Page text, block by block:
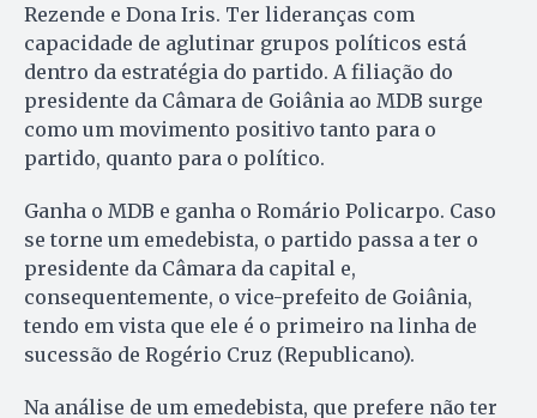
Rezende e Dona Iris. Ter lideranças com
capacidade de aglutinar grupos políticos está
dentro da estratégia do partido. A filiação do
presidente da Câmara de Goiânia ao MDB surge
como um movimento positivo tanto para o
partido, quanto para o político.
Ganha o MDB e ganha o Romário Policarpo. Caso
se torne um emedebista, o partido passa a ter o
presidente da Câmara da capital e,
consequentemente, o vice-prefeito de Goiânia,
tendo em vista que ele é o primeiro na linha de
sucessão de Rogério Cruz (Republicano).
Na análise de um emedebista, que prefere não ter